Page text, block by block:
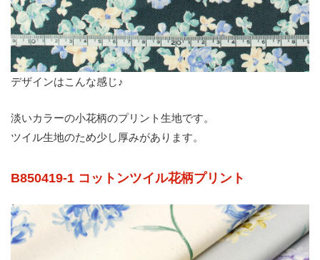
デザインはこんな感じ♪
淡いカラーの小花柄のプリント生地です。
ツイル生地のため少し厚みがあります。
B850419-1 コットンツイル花柄プリント